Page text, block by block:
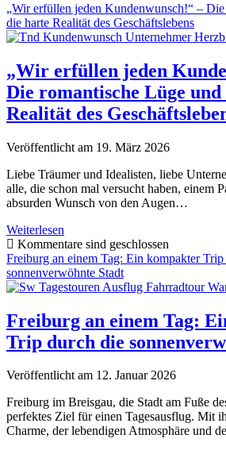
„Wir erfüllen jeden Kundenwunsch!“ –
die harte Realität des Geschäftslebens
„Wir erfüllen jeden
Die romantische Lüge
Realität des
Veröffentlicht am 19. März 2026
Liebe Träumer und Idealisten, liebe
alle, die schon mal versucht haben, einem
absurden Wunsch von den Augen…
Weiterlesen
erfüllen
jeden
Kundenwunsch!“
–
romantische
Lüge
und
harte
des
Geschäftslebens
Kommentare sind geschlossen
Freiburg an einem Tag: Ein kompakter
sonnenverwöhnte Stadt
Freiburg an einem Tag:
Trip durch die
Veröffentlicht am 12. Januar 2026
Freiburg im Breisgau, die Stadt am Fuße
perfektes Ziel für einen Tagesausflug. Mit
Charme, der lebendigen Atmosphäre und